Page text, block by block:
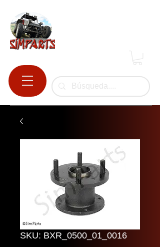
SKU: BXR_0500_01_0016